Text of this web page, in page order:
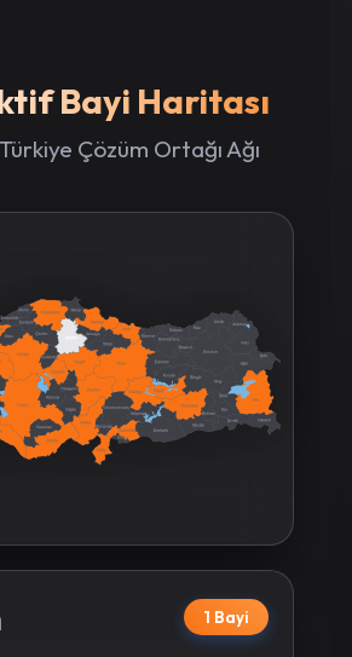
Bayi Haritası
Çözüm Ortağı Ağı
1 Bayi